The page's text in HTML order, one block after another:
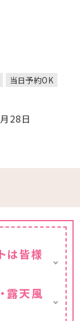
当日予約OK
28日
は皆様
酒やコー
ソフト
露天風